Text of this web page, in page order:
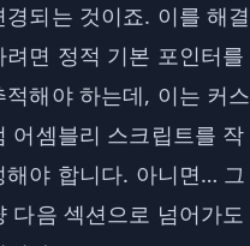
경되는 것이죠. 이를 해결
려면 정적 기본 포인터를
적해야 하는데, 이는 커스
어셈블리 스크립트를 작
해야 합니다. 아니면… 그
다음 섹션으로 넘어가도